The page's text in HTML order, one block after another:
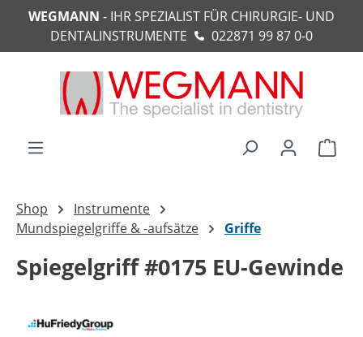
springen
WEGMANN - IHR SPEZIALIST FÜR CHIRURGIE- UND
DENTALINSTRUMENTE
022871 99 87 0-0
Shop
Instrumente
Mundspiegelgriffe & -aufsätze
Griffe
Spiegelgriff #0175 EU-Gewinde